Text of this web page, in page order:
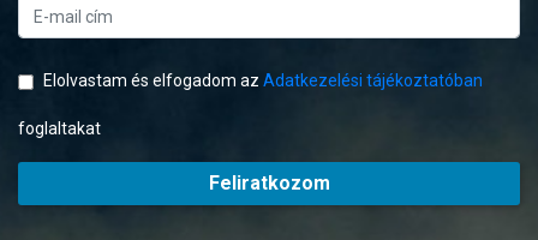
Elolvastam és elfogadom az Adatkezelési tájékoztatóban
foglaltakat
Feliratkozom